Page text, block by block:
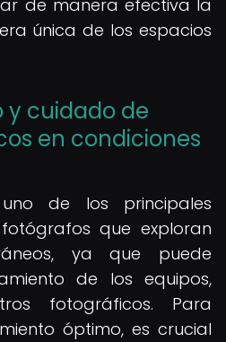
de manera efectiva la
única de los espacios
y cuidado de
en condiciones
de los principales
que exploran
ya que puede
de los equipos,
fotográficos. Para
óptimo, es crucial